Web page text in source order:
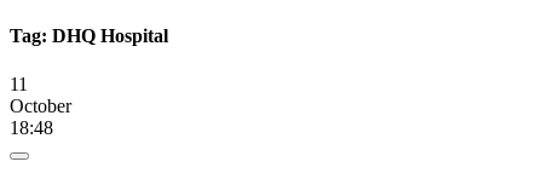
Tag: DHQ Hospital
11
October
18:48